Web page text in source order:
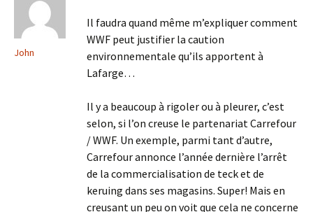
John
Il faudra quand même m’expliquer comment
WWF peut justifier la caution
environnementale qu’ils apportent à
Lafarge…
Il y a beaucoup à rigoler ou à pleurer, c’est
selon, si l’on creuse le partenariat Carrefour
/ WWF. Un exemple, parmi tant d’autre,
Carrefour annonce l’année dernière l’arrêt
de la commercialisation de teck et de
keruing dans ses magasins. Super! Mais en
creusant un peu on voit que cela ne concerne